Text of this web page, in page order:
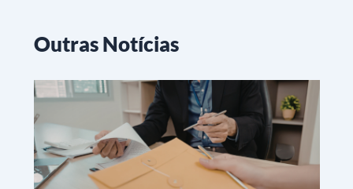
Outras Notícias